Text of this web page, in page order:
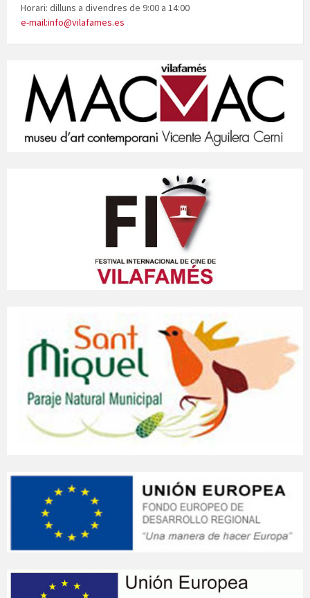
Horari: dilluns a divendres de 9:00 a 14:00
e-mail:info@vilafames.es